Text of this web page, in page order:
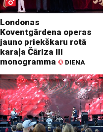
Londonas
Koventgārdena operas
jauno priekškaru rotā
karaļa Čārlza III
monogramma © DIENA